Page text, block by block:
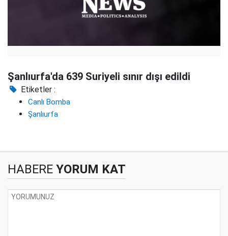
Şanlıurfa'da 639 Suriyeli sınır dışı edildi
Etiketler :
Canlı Bomba
Şanlıurfa
HABERE YORUM KAT